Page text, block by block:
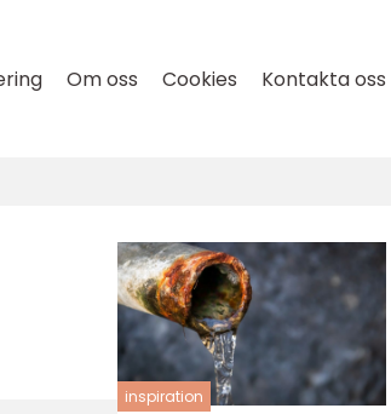
Om oss Cookies Kontakta oss
inspiration